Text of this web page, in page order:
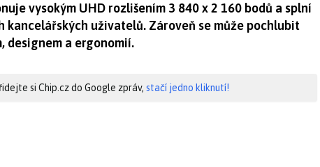
vysokým UHD rozlišením 3 840 x 2 160 bodů a splní
kancelářských uživatelů. Zároveň se může pochlubit
designem a ergonomií.
si Chip.cz do Google zpráv, stačí jedno kliknutí!